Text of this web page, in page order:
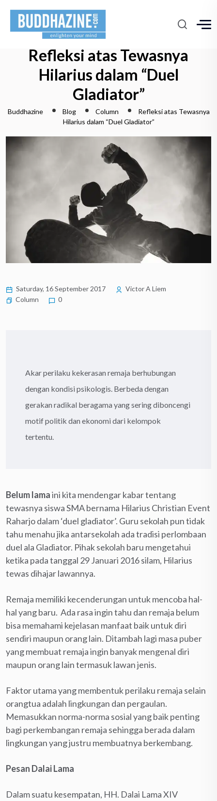
Refleksi atas Tewasnya
Hilarius dalam “Duel
Gladiator”
Buddhazine Blog Column
Refleksi atas Tewasnya
Hilarius dalam “Duel Gladiator”
Saturday, 16 September 2017
Victor A Liem
Column
0
Akar perilaku kekerasan remaja berhubungan
dengan kondisi psikologis. Berbeda dengan
gerakan radikal beragama yang sering diboncengi
motif politik dan ekonomi dari kelompok
tertentu.
Belum lamaini kita mendengar kabar tentang
tewasnya siswa SMA bernama Hilarius Christian Event
Raharjo dalam ‘duel gladiator’. Guru sekolah pun tidak
tahu menahu jika antarsekolah ada tradisi perlombaan
duel ala Gladiator. Pihak sekolah baru mengetahui
ketika pada tanggal 29 Januari 2016 silam, Hilarius
tewas dihajar lawannya.
Remaja memiliki kecenderungan untuk mencoba hal-
hal yang baru. Ada rasa ingin tahu dan remaja belum
bisa memahami kejelasan manfaat baik untuk diri
sendiri maupun orang lain. Ditambah lagi masa puber
yang membuat remaja ingin banyak mengenal diri
maupun orang lain termasuk lawan jenis.
Faktor utama yang membentuk perilaku remaja selain
orangtua adalah lingkungan dan pergaulan.
Memasukkan norma-norma sosial yang baik penting
bagi perkembangan remaja sehingga berada dalam
lingkungan yang justru membuatnya berkembang.
Pesan Dalai Lama
Dalam suatu kesempatan, HH. Dalai Lama XIV